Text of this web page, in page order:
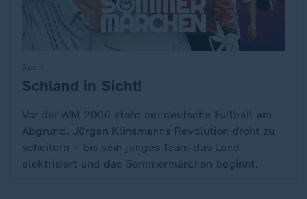
:Schland in Sicht!
Vor der WM 2006 steht der deutsche Fußball am
Abgrund. Jürgen Klinsmanns Revolution droht zu
scheitern – bis sein junges Team das Land
elektrisiert und das Sommermärchen beginnt.